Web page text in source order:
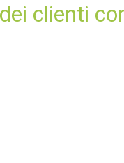
clienti